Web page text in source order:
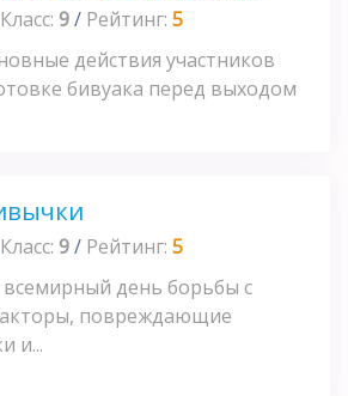
Класс: 9/ Рейтинг: 5
действия участников
бивуака перед выходом
Класс: 9/ Рейтинг: 5
всемирный день борьбы с
повреждающие
и...